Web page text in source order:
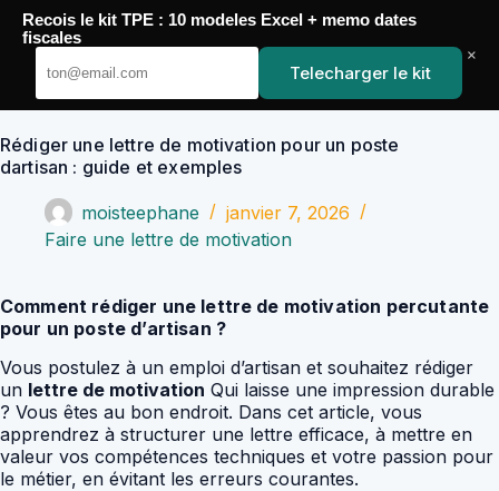
Passer
contenu
YoupiJobs
Rédiger une lettre de motivation pour un poste
dartisan : guide et exemples
moisteephane
janvier 7, 2026
Faire une lettre de motivation
Comment rédiger une lettre de motivation percutante
pour un poste d’artisan ?
Vous postulez à un emploi d’artisan et souhaitez rédiger
un lettre de motivation Qui laisse une impression durable
? Vous êtes au bon endroit. Dans cet article, vous
apprendrez à structurer une lettre efficace, à mettre en
valeur vos compétences techniques et votre passion pour
le métier, en évitant les erreurs courantes.
Recois le kit TPE : 10 modeles Excel + memo dates
fiscales
Telecharger le kit
×